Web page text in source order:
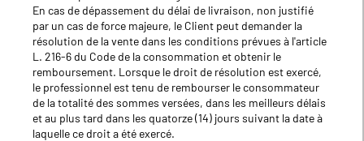
En cas de dépassement du délai de livraison, non justifié
par un cas de force majeure, le Client peut demander la
résolution de la vente dans les conditions prévues à l'article
L. 216-6 du Code de la consommation et obtenir le
remboursement. Lorsque le droit de résolution est exercé,
le professionnel est tenu de rembourser le consommateur
de la totalité des sommes versées, dans les meilleurs délais
et au plus tard dans les quatorze (14) jours suivant la date à
laquelle ce droit a été exercé.